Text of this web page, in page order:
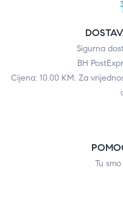
Sigurna
BH
Cijena: 10.00 KM. Za
Tu